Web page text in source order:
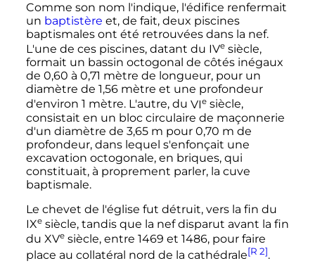
Comme son nom l'indique, l'édifice renfermait
un baptistère et, de fait, deux piscines
baptismales ont été retrouvées dans la nef.
L'une de ces piscines, datant du IVe siècle,
formait un bassin octogonal de côtés inégaux
de 0,60 à 0,71 mètre de longueur, pour un
diamètre de 1,56 mètre et une profondeur
d'environ 1 mètre. L'autre, du VIe siècle,
consistait en un bloc circulaire de maçonnerie
d'un diamètre de 3,65 m pour 0,70 m de
profondeur, dans lequel s'enfonçait une
excavation octogonale, en briques, qui
constituait, à proprement parler, la cuve
baptismale.
Le chevet de l'église fut détruit, vers la fin du
IXe siècle, tandis que la nef disparut avant la fin
du XVe siècle, entre 1469 et 1486, pour faire
place au collatéral nord de la cathédrale[R 2].